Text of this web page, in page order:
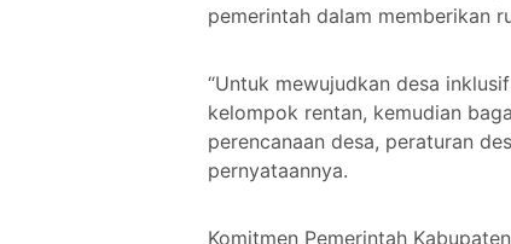
pemerintah dalam memberikan
“Untuk mewujudkan desa
kelompok rentan, kemudian
perencanaan desa, peraturan
pernyataannya.
Komitmen Pemerintah